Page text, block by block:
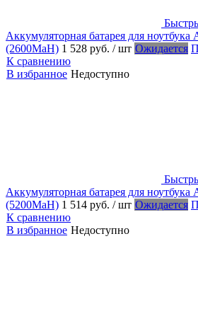
Аккумуляторная батарея для
(2600MaH) 1 528 руб. / шт Ожидается
К сравнению
В избранное Недоступно
Аккумуляторная батарея для ноутбука
(5200MaH) 1 514 руб. / шт Ожидается
К сравнению
В избранное Недоступно